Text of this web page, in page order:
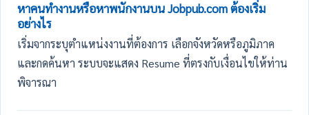
หาคนทำงานหรือหาพนักงานบน Jobpub.com ต้องเริ่ม
อย่างไร
เริ่มจากระบุตำแหน่งงานที่ต้องการ เลือกจังหวัดหรือภูมิภาค
และกดค้นหา ระบบจะแสดง Resume ที่ตรงกับเงื่อนไขให้ท่าน
พิจารณา